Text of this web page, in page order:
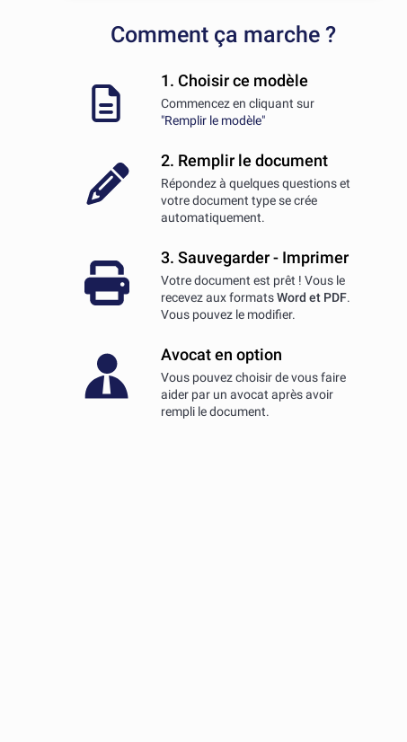
Comment ça marche ?
1. Choisir ce modèle
Commencez en cliquant sur
"Remplir le modèle"
2. Remplir le document
Répondez à quelques questions et
votre document type se crée
automatiquement.
3. Sauvegarder - Imprimer
Votre document est prêt ! Vous le
recevez aux formatsWord et PDF.
Vous pouvez le modifier.
Avocat en option
Vous pouvez choisir de vous faire
aider par un avocat après avoir
rempli le document.